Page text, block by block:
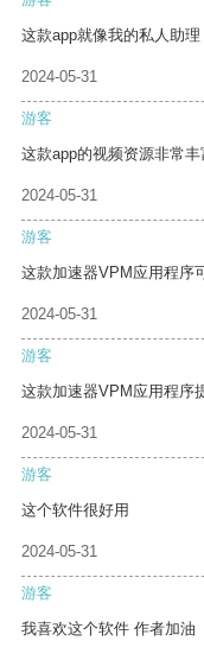
这款app就像我的私人助理
2024-05-31
游客
这款app的视频资源非常丰
2024-05-31
游客
这款加速器VPM应用程序
2024-05-31
游客
这款加速器VPM应用程序
2024-05-31
游客
这个软件很好用
2024-05-31
游客
我喜欢这个软件 作者加油